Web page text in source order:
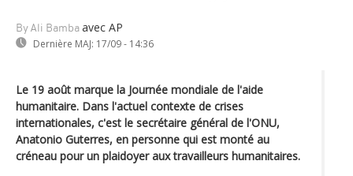
By Ali Bamba avec AP
Dernière MAJ: 17/09 - 14:36
Le 19 août marque la Journée mondiale de l'aide
humanitaire. Dans l'actuel contexte de crises
internationales, c'est le secrétaire général de l'ONU,
Anatonio Guterres, en personne qui est monté au
créneau pour un plaidoyer aux travailleurs humanitaires.